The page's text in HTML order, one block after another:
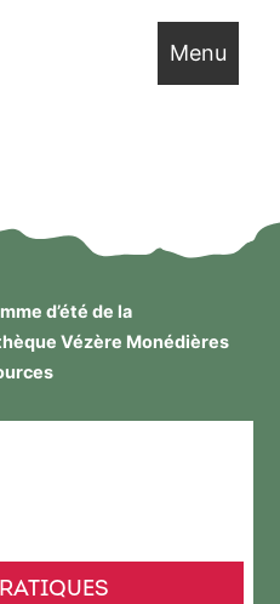
Menu
d’été de la
Vézère Monédières